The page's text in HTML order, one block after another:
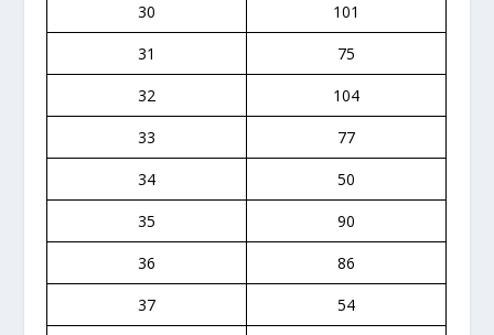
30
101
31
75
32
104
33
77
34
50
35
90
36
86
37
54